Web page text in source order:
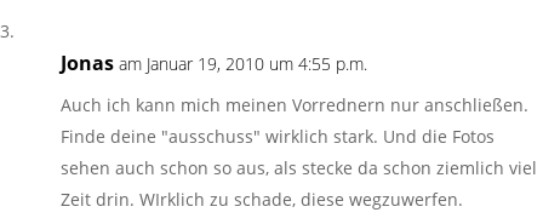
Jonas am Januar 19, 2010 um 4:55 p.m.
Auch ich kann mich meinen Vorrednern nur anschließen.
Finde deine "ausschuss" wirklich stark. Und die Fotos
sehen auch schon so aus, als stecke da schon ziemlich viel
Zeit drin. WIrklich zu schade, diese wegzuwerfen.